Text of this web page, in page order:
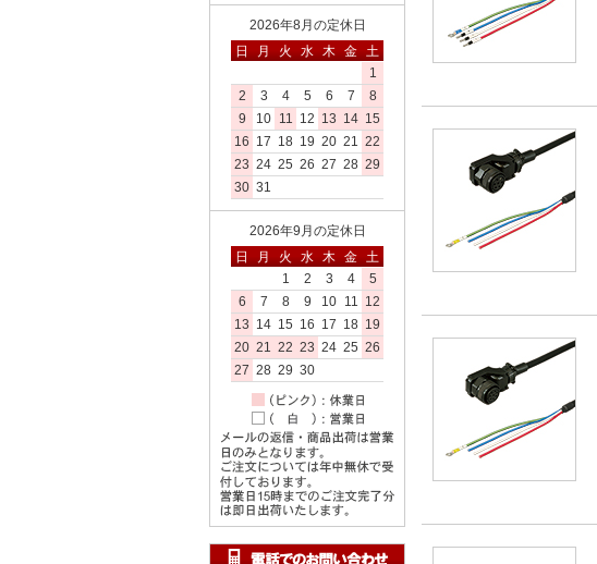
2026年8月の定休日
日
月 火 水 木 金 土
1
2
3 4 5 6 7
8
9
10 11 12 13 14 15
16 17 18 19 20 21 22
23 24 25 26 27 28 29
30 31
2026年9月の定休日
日
月 火 水 木 金 土
1
2 3 4
5
6
7 8 9 10 11 12
13 14 15 16 17 18 19
20 21 22 23 24 25 26
27 28 29 30